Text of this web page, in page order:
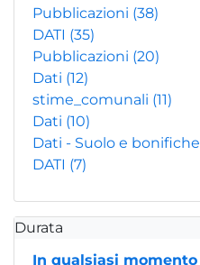
Pubblicazioni (38)
DATI (35)
Pubblicazioni (20)
Dati (12)
stime_comunali (11)
Dati (10)
Dati - Suolo e bonifiche
DATI (7)
Durata
In qualsiasi momento